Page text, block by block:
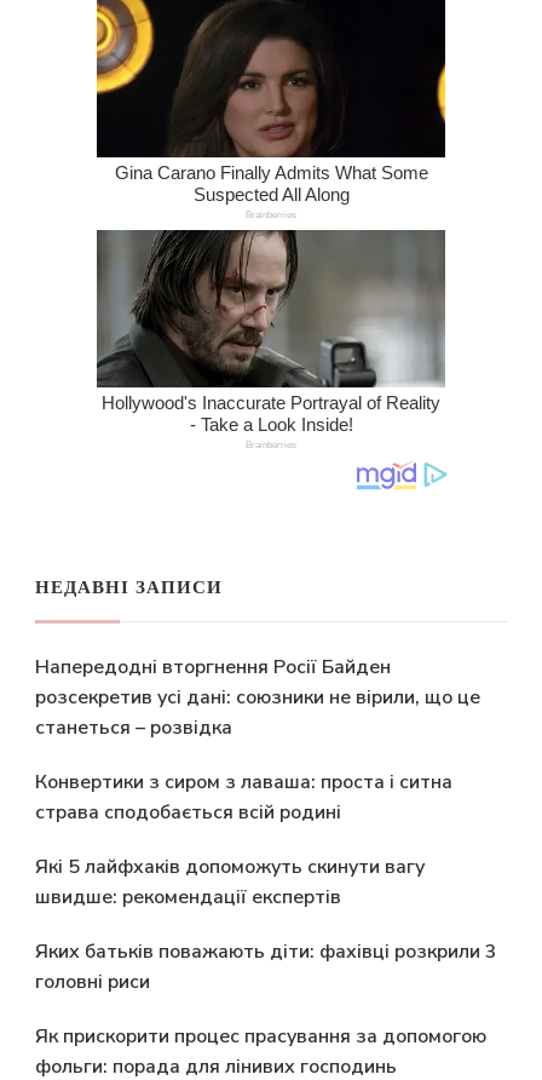
НЕДАВНІ ЗАПИСИ
Напередодні вторгнення Росії Байден
розсекретив усі дані: союзники не вірили, що це
станеться – розвідка
Конвертики з сиром з лаваша: проста і ситна
страва сподобається всій родині
Які 5 лайфхаків допоможуть скинути вагу
швидше: рекомендації експертів
Яких батьків поважають діти: фахівці розкрили 3
головні риси
Як прискорити процес прасування за допомогою
фольги: порада для лінивих господинь